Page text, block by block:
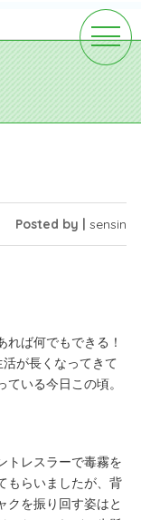
toggle
Posted by | sensin
ば何でもできる！
が長くなってきて
いる今日この頃。
トレスラーで毒霧を
もらいましたが、背
クを振り回す姿はと